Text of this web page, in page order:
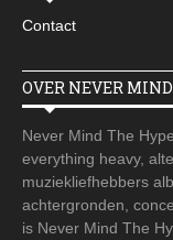
Contact
OVER NEVER
Never Mind The
everything heavy,
muziekliefhebbers
achtergronden,
is Never Mind The